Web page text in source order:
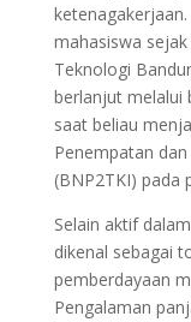
mahasiswa
Teknologi
berlanjut melalui
saat beliau
Penempatan
(BNP2TKI) pada
Selain aktif
dikenal sebagai
pemberdayaan
Pengalaman